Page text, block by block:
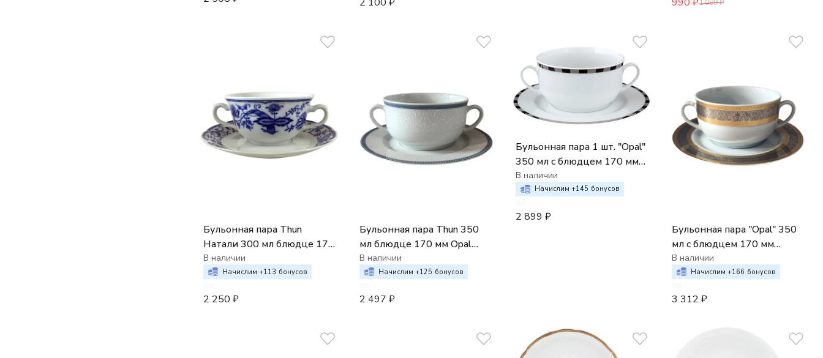
1 089₽
Бульонная пара Thun
Натали 300 мл блюдце 170
мм низкая Луковичный
декор
В наличии
Начислим +113 бонусов
2 250 ₽
Бульонная пара Thun 350
мл блюдце 170 мм Opal
декор Голубые пластинки
В наличии
Начислим +125 бонусов
2 497 ₽
Бульонная пара 1 шт. "Opal"
350 мл с блюдцем 170 мм ;
декор "Платиновые
пластинки"
В наличии
Начислим +145 бонусов
2 899 ₽
Бульонная пара "Opal" 350
мл с блюдцем 170 мм
Широкий кант, платина
золото
В наличии
Начислим +166 бонусов
3 312 ₽